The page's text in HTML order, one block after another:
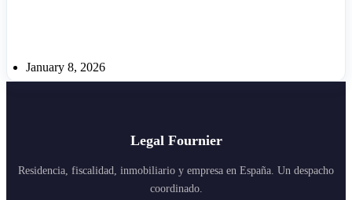
January 8, 2026
Legal Fournier
Residencia, fiscalidad, inmobiliario y empresa en España. Un despacho
coordinado.